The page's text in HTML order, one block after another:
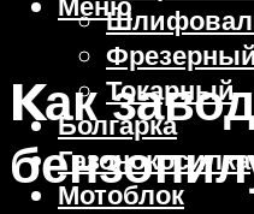
Фрезерный
Токарный
Болгарка
Газонокосилка
Мотоблок
Kак